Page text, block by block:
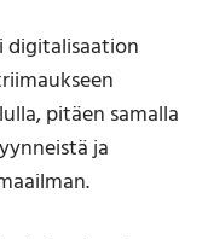
digitalisaation
pitäen samalla
ja